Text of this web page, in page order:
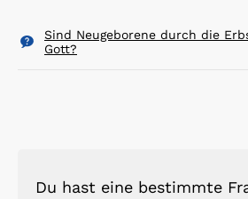
Sind Neugeborene durch die
Gott?
Du hast eine bestimmte